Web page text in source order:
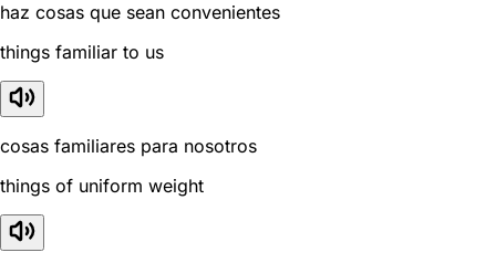
haz cosas que sean convenientes
things familiar to us
cosas familiares para nosotros
things of uniform weight